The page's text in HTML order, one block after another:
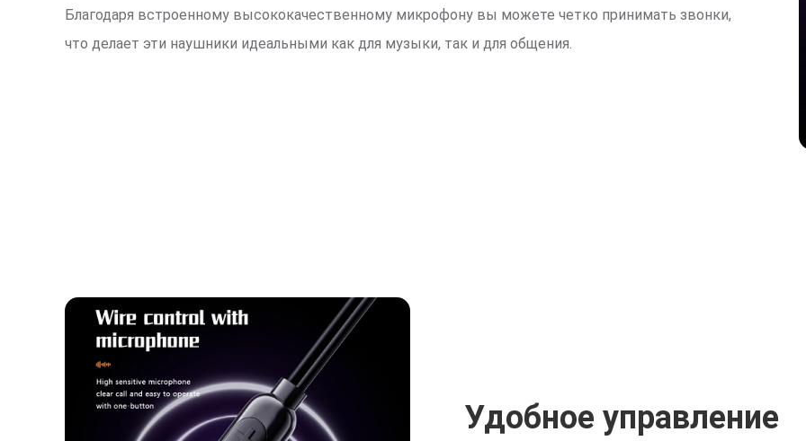
Благодаря встроенному высококачественному микрофону вы можете четко принимать звонки,
что делает эти наушники идеальными как для музыки, так и для общения.
Удобное управление